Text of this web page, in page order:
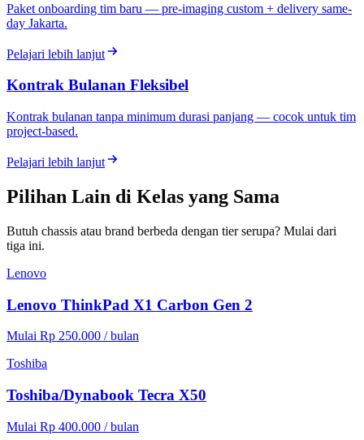
Paket onboarding tim baru — pre-imaging custom + delivery same-
day Jakarta.
Pelajari lebih lanjut
Kontrak Bulanan Fleksibel
Kontrak bulanan tanpa minimum durasi panjang — cocok untuk tim
project-based.
Pelajari lebih lanjut
Pilihan Lain di Kelas yang Sama
Butuh chassis atau brand berbeda dengan tier serupa? Mulai dari
tiga ini.
Lenovo
Lenovo ThinkPad X1 Carbon Gen 2
Mulai Rp 250.000 / bulan
Toshiba
Toshiba/Dynabook Tecra X50
Mulai Rp 400.000 / bulan